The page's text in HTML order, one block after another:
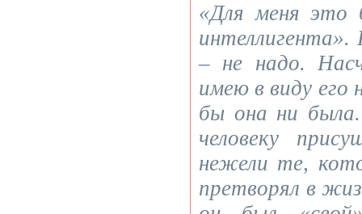
«Для меня это
– не надо.
имею в виду его
бы она ни
человеку
нежели те,
претворял в